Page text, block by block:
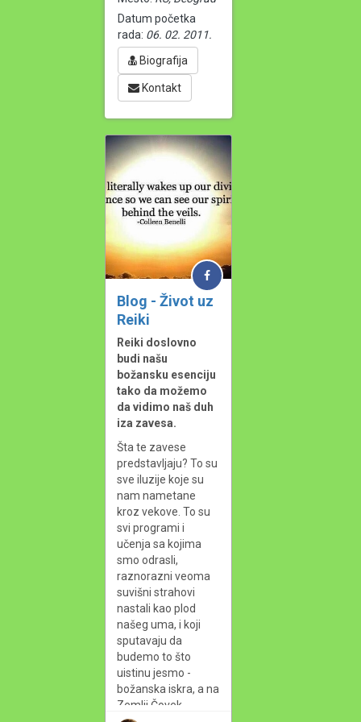
Datum početka
rada: 06. 02. 2011.
Biografija
Kontakt
Blog - Život uz
Reiki
Reiki doslovno
budi našu
božansku esenciju
tako da možemo
da vidimo naš duh
iza zavesa.
Šta te zavese
predstavljaju? To su
sve iluzije koje su
nam nametane
kroz vekove. To su
svi programi i
učenja sa kojima
smo odrasli,
raznorazni veoma
suvišni strahovi
nastali kao plod
našeg uma, i koji
sputavaju da
budemo to što
uistinu jesmo -
božanska iskra, a na
Zemlji Čovek.